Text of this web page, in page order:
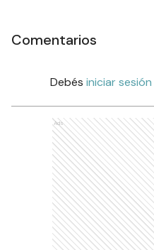
Comentarios
Debés iniciar sesión
Ads